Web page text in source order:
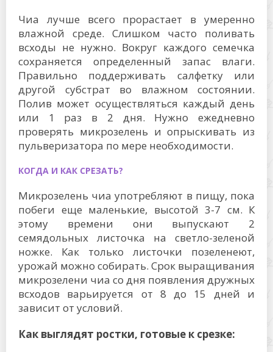
Чиа лучше всего прорастает в умеренно
влажной среде. Слишком часто поливать
всходы не нужно. Вокруг каждого семечка
сохраняется определенный запас влаги.
Правильно поддерживать салфетку или
другой субстрат во влажном состоянии.
Полив может осуществляться каждый день
или 1 раз в 2 дня. Нужно ежедневно
проверять микрозелень и опрыскивать из
пульверизатора по мере необходимости.
КОГДА И КАК СРЕЗАТЬ?
Микрозелень чиа употребляют в пищу, пока
побеги еще маленькие, высотой 3-7 см. К
этому времени они выпускают 2
семядольных листочка на светло-зеленой
ножке. Как только листочки позеленеют,
урожай можно собирать. Срок выращивания
микрозелени чиа со дня появления дружных
всходов варьируется от 8 до 15 дней и
зависит от условий.
Как выглядят ростки, готовые к срезке: